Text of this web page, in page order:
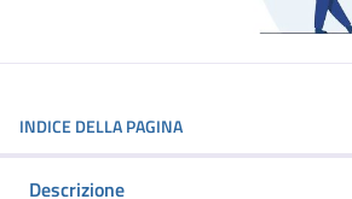
INDICE DELLA PAGINA
Descrizione